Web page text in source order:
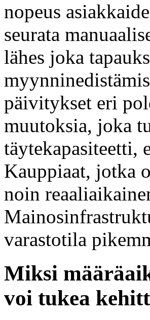
nopeus
seurata
lähes joka
päivitykset eri
muutoksia, joka
täytekapasiteetti,
Kauppiaat, jotka
noin
varastotila
Miksi
voi tukea